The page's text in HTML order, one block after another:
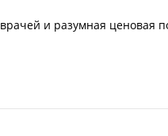
и разумная ценовая